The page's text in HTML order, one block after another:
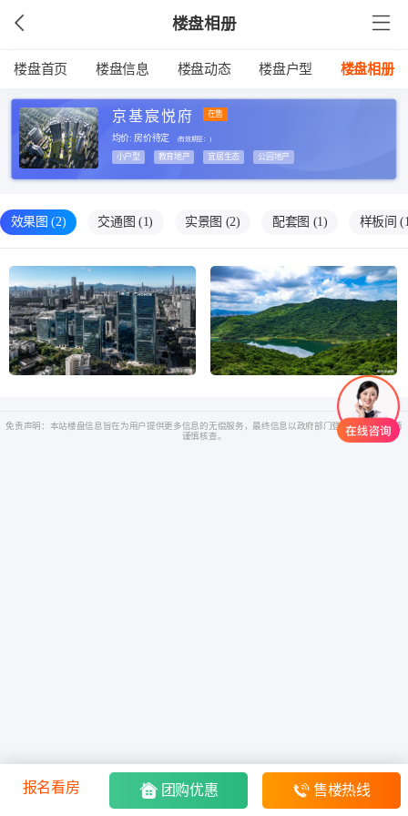
楼盘相册
楼盘首页 楼盘信息 楼盘动态 楼盘户型 楼盘相册
京基宸悦府 在售
均价: 房价待定 (有效期至： )
小户型 教育地产 宜居生态 公园地产
效果图 (2) 交通图 (1) 实景图 (2) 配套图 (1) 样板间
免责声明：本站楼盘信息旨在为用户提供更多信息的无偿服务，最终信息以政府部门登记备案为准，请
谨慎核查。
报名看房 团购优惠 售楼热线